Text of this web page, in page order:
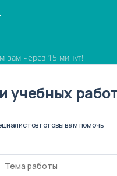
вам через 15 минут!
учебных
готовы вам помочь